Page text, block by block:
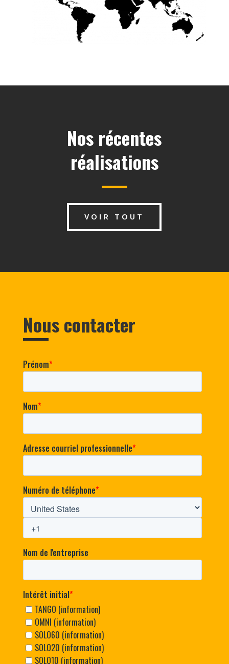
Nos récentes
réalisations
VOIR TOUT
Nous contacter